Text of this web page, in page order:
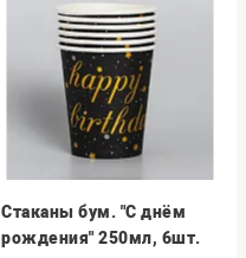
Стаканы бум. "С днём
рождения" 250мл, 6шт.